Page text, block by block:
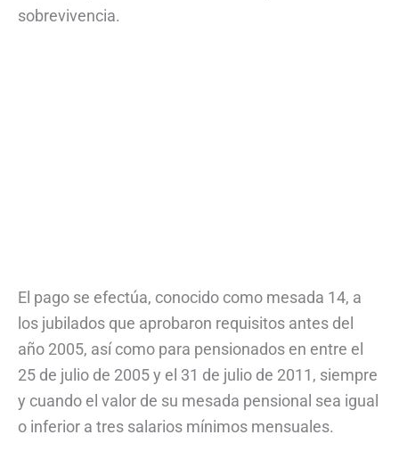
sobrevivencia.
El pago se efectúa, conocido como mesada 14, a
los jubilados que aprobaron requisitos antes del
año 2005, así como para pensionados en entre el
25 de julio de 2005 y el 31 de julio de 2011, siempre
y cuando el valor de su mesada pensional sea igual
o inferior a tres salarios mínimos mensuales.